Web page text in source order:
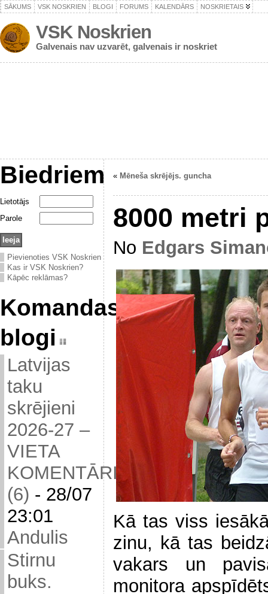
SĀKUMS VSK NOSKRIEN BLOGI FORUMS KALENDĀRS NOSKRIETAIS
VSK Noskrien
Galvenais nav uzvarēt, galvenais ir noskriet
Biedriem
Lietotājs
Parole
Pievienoties VSK Noskrien
Kas ir VSK Noskrien?
Kāpēc reklāmas?
Komandas
blogi
Latvijas
taku
skrējieni
2026-27 –
VIETA
KOMENTĀRIEM
(6) - 28/07
23:01
Andulis
Stirnu
buks.
« Mēneša skrējējs. guncha
8000 metri
No Edgars
Kā tas viss
zinu, kā tas
vakars un
monitora